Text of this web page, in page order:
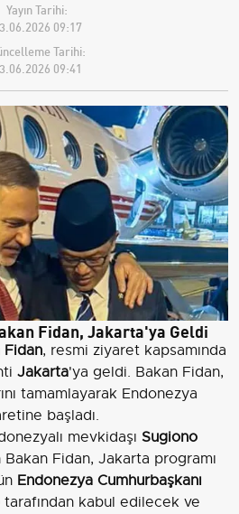
Yayın Tarihi:
09:17
Tarihi:
09:41
Fidan, Jakarta'ya Geldi
Fidan, resmi ziyaret kapsamında
Jakarta'ya geldi. Bakan Fidan,
tamamlayarak Endonezya
başladı.
mevkidaşı Sugiono
Bakan Fidan, Jakarta programı
Endonezya Cumhurbaşkanı
tarafından kabul edilecek ve